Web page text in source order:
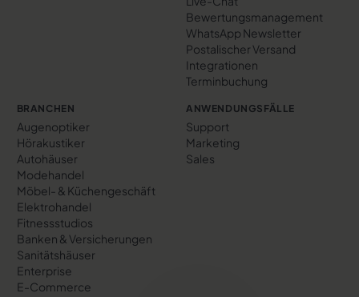
Bewertungs­management
WhatsApp Newsletter
Postalischer Versand
Integrationen
Terminbuchung
BRANCHEN
Augenoptiker
Hörakustiker
Autohäuser
Modehandel
Möbel- & Küchengeschäft
Elektrohandel
Fitnessstudios
Banken & Versicherungen
Sanitätshäuser
Enterprise
E-Commerce
ANWENDUNGSFÄLLE
Support
Marketing
Sales